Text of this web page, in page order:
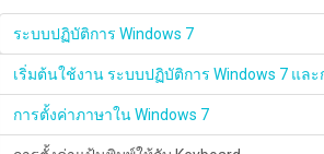
ระบบปฏิบัติการ Windows 7
เริ่มต้นใช้งาน ระบบปฏิบัติการ Windows 7 แล
การตั้งค่าภาษาใน Windows 7